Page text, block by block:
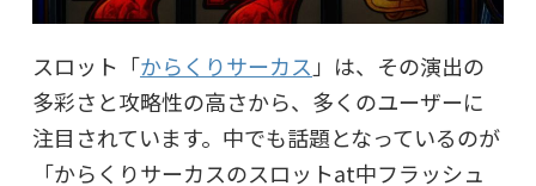
スロット「からくりサーカス 」は、その演出の
多彩さと攻略性の高さから、多くのユーザーに
注目されています。中でも話題となっているのが
「からくりサーカスのスロットat中フラッシュ